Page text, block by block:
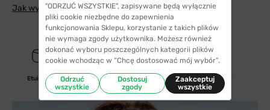
Jak wybrać odpowiedni rozmiar
Etui/woreczek Ściereczka w zestawie filtr UV
"ODRZUĆ WSZYSTKIE", zapisywane będą wyłącznie
pliki cookie niezbędne do zapewnienia
funkcjonowania Sklepu, korzystanie z takich plików
nie wymaga zgody użytkownika. Możesz również
dokonać wyboru poszczególnych kategorii plików
cookie wchodząc w “Chcę dostosować mój wybór”.
Odrzuć
wszystkie
Dostosuj
zgody
Zaakceptuj
wszystkie